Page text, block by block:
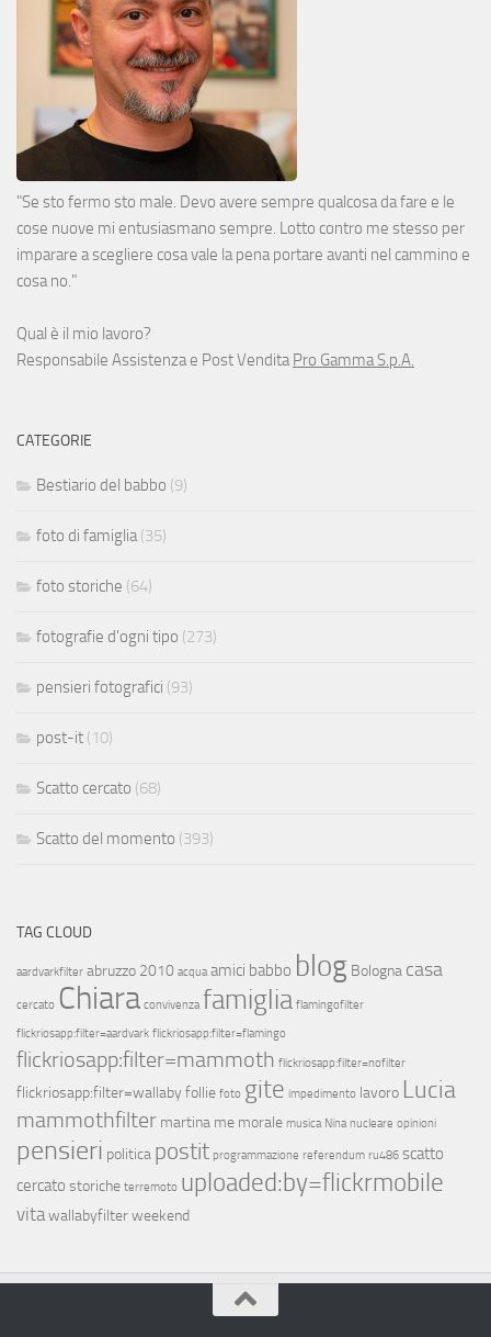
"Se sto fermo sto male. Devo avere sempre qualcosa da fare e le
cose nuove mi entusiasmano sempre. Lotto contro me stesso per
imparare a scegliere cosa vale la pena portare avanti nel cammino e
cosa no."
Qual è il mio lavoro?
Responsabile Assistenza e Post Vendita Pro Gamma S.p.A.
CATEGORIE
Bestiario del babbo (9)
foto di famiglia (35)
foto storiche (64)
fotografie d'ogni tipo (273)
pensieri fotografici (93)
post-it (10)
Scatto cercato (68)
Scatto del momento (393)
TAG CLOUD
aardvarkfilter abruzzo 2010 acqua amici babbo blog Bologna casa
cercato Chiara convivenza famiglia flamingofilter
flickriosapp:filter=aardvark flickriosapp:filter=flamingo
flickriosapp:filter=mammoth flickriosapp:filter=nofilter
flickriosapp:filter=wallaby follie foto gite impedimento lavoro Lucia
mammothfilter martina me morale musica Nina nucleare opinioni
pensieri politica postit programmazione referendum ru486 scatto
cercato storiche terremoto uploaded:by=flickrmobile
vitawallabyfilterweekend